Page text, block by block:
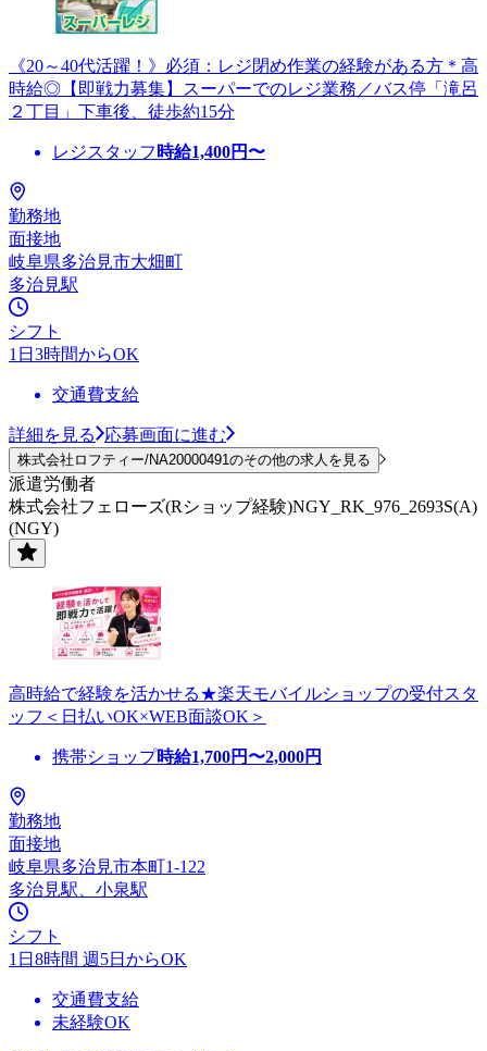
《20～40代活躍！》必須：レジ閉め作業の経験がある方＊高
時給◎【即戦力募集】スーパーでのレジ業務／バス停「滝呂
２丁目」下車後、徒歩約15分
レジスタッフ 時給1,400円〜
勤務地
面接地
岐阜県多治見市大畑町
多治見駅
シフト
1日3時間からOK
交通費支給
詳細を見る 応募画面に進む
株式会社ロフティー/NA20000491のその他の求人を見る
派遣労働者
株式会社フェローズ(Rショップ経験)NGY_RK_976_2693S(A)
(NGY)
高時給で経験を活かせる★楽天モバイルショップの受付スタ
ッフ＜日払いOK×WEB面談OK＞
携帯ショップ時給1,700円〜2,000円
勤務地
面接地
岐阜県多治見市本町1-122
多治見駅、小泉駅
シフト
1日8時間 週5日からOK
交通費支給
未経験OK